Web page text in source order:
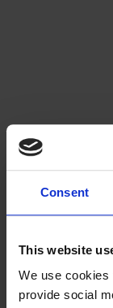
Consent
This website
We use cookies
provide social